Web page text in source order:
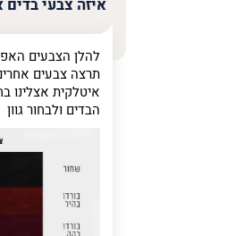
איזה צבעי בדים
להלן הצבעים
תרצה צבעים
איטלקית אצלינו
הבדים ולבחור גוון